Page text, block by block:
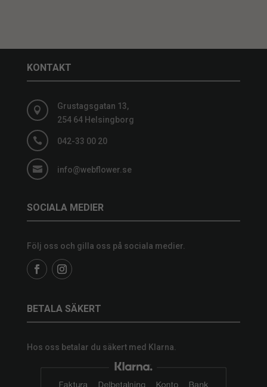
KONTAKT

Grustagsgatan 13,
254 64 Helsingborg
 042-33 00 20
 info@webflower.se
SOCIALA MEDIER
Följ oss och gilla oss på sociala medier.
BETALA SÄKERT
Hos oss betalar du säkert med Klarna.